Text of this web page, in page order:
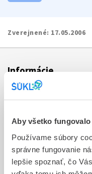
Aby všetko fungovalo
Používame súbory
správne fungovanie
lepšie spoznať, čo
Zverejnené: 17.05.2006
Informácie
Aktuality
Dotazník spokojnosti
Sťažnosti a petície
Poskytovanie informácií